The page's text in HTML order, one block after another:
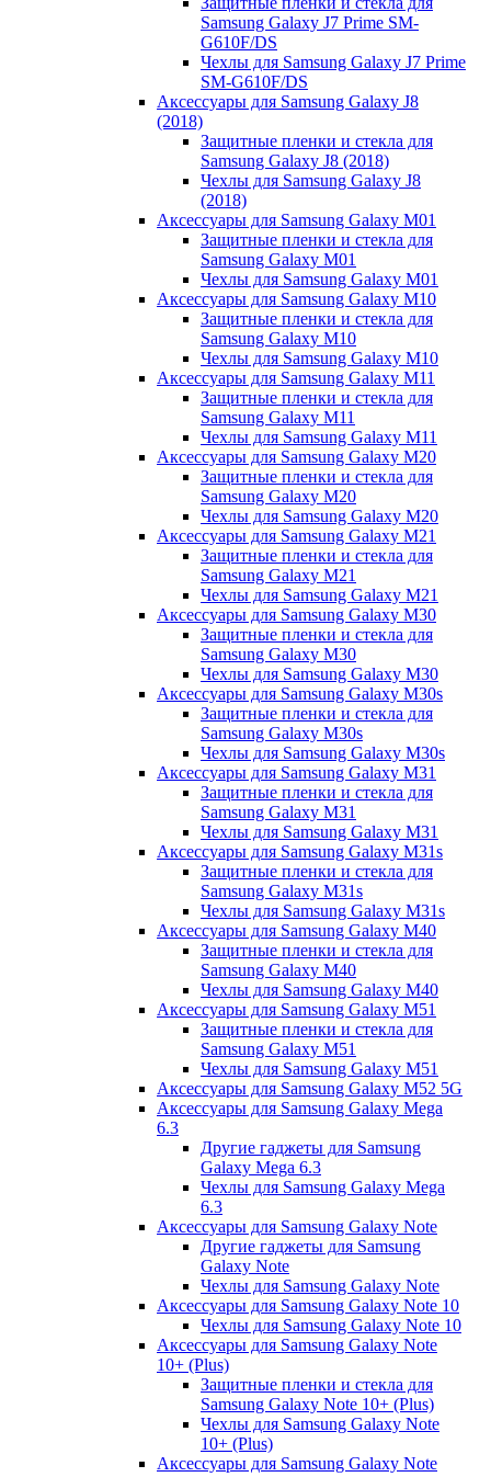
Samsung Galaxy J7 Prime SM-
G610F/DS
Чехлы для Samsung Galaxy J7 Prime
SM-G610F/DS
Аксессуары для Samsung Galaxy J8
(2018)
Защитные пленки и стекла для
Samsung Galaxy J8 (2018)
Чехлы для Samsung Galaxy J8
(2018)
Аксессуары для Samsung Galaxy M01
Защитные пленки и стекла для
Samsung Galaxy M01
Чехлы для Samsung Galaxy M01
Аксессуары для Samsung Galaxy M10
Защитные пленки и стекла для
Samsung Galaxy M10
Чехлы для Samsung Galaxy M10
Аксессуары для Samsung Galaxy M11
Защитные пленки и стекла для
Samsung Galaxy M11
Чехлы для Samsung Galaxy M11
Аксессуары для Samsung Galaxy M20
Защитные пленки и стекла для
Samsung Galaxy M20
Чехлы для Samsung Galaxy M20
Аксессуары для Samsung Galaxy M21
Защитные пленки и стекла для
Samsung Galaxy M21
Чехлы для Samsung Galaxy M21
Аксессуары для Samsung Galaxy M30
Защитные пленки и стекла для
Samsung Galaxy M30
Чехлы для Samsung Galaxy M30
Аксессуары для Samsung Galaxy M30s
Защитные пленки и стекла для
Samsung Galaxy M30s
Чехлы для Samsung Galaxy M30s
Аксессуары для Samsung Galaxy M31
Защитные пленки и стекла для
Samsung Galaxy M31
Чехлы для Samsung Galaxy M31
Аксессуары для Samsung Galaxy M31s
Защитные пленки и стекла для
Samsung Galaxy M31s
Чехлы для Samsung Galaxy M31s
Аксессуары для Samsung Galaxy M40
Защитные пленки и стекла для
Samsung Galaxy M40
Чехлы для Samsung Galaxy M40
Аксессуары для Samsung Galaxy M51
Защитные пленки и стекла для
Samsung Galaxy M51
Чехлы для Samsung Galaxy M51
Аксессуары для Samsung Galaxy M52 5G
Аксессуары для Samsung Galaxy Mega
6.3
Другие гаджеты для Samsung
Galaxy Mega 6.3
Чехлы для Samsung Galaxy Mega
6.3
Аксессуары для Samsung Galaxy Note
Другие гаджеты для Samsung
Galaxy Note
Чехлы для Samsung Galaxy Note
Аксессуары для Samsung Galaxy Note 10
Чехлы для Samsung Galaxy Note 10
Аксессуары для Samsung Galaxy Note
10+ (Plus)
Защитные пленки и стекла для
Samsung Galaxy Note 10+ (Plus)
Чехлы для Samsung Galaxy Note
10+ (Plus)
Аксессуары для Samsung Galaxy Note